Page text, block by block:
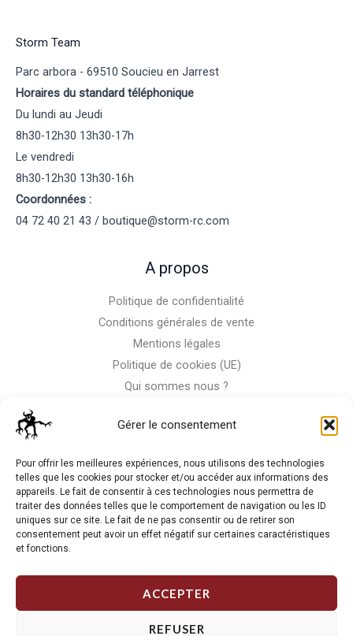
Gérer le consentement
Pour offrir les meilleures expériences, nous utilisons des technologies
telles que les cookies pour stocker et/ou accéder aux informations des
appareils. Le fait de consentir à ces technologies nous permettra de
traiter des données telles que le comportement de navigation ou les ID
uniques sur ce site. Le fait de ne pas consentir ou de retirer son
consentement peut avoir un effet négatif sur certaines caractéristiques
et fonctions.
ACCEPTER
REFUSER
Storm Team
Parc arbora - 69510 Soucieu en Jarrest
Horaires du standard téléphonique
Du lundi au Jeudi
8h30-12h30 13h30-17h
Le vendredi
8h30-12h30 13h30-16h
Coordonnées :
04 72 40 21 43 / boutique@storm-rc.com
A propos
Politique de confidentialité
Conditions générales de vente
Mentions légales
Politique de cookies (UE)
Qui sommes nous ?
La RC n'est pas notre seule passion, venez visiter notre shop
de motos